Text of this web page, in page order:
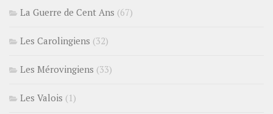
La Guerre de Cent Ans (67)
Les Carolingiens (32)
Les Mérovingiens (33)
Les Valois (1)